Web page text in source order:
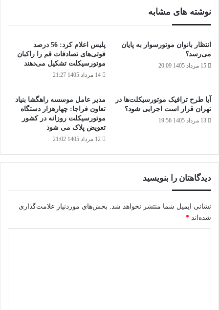
نوشته های مشابه
انتظار بانوان موتورسوار به پایان
می‌رسد؟
15 مرداد 1405 20:09
پلیس اعلام کرد: 56 درصد
فوتی‌های تصادفات قم را راکبان
موتورسیکلت تشکیل می‌دهند
14 مرداد 1405 21:27
آیا طرح ترافیک موتورسیکلت‌ها در
تهران قرار است اجرایی شود؟
13 مرداد 1405 19:56
مدیر عامل موسسه راهگشا بنیاد
تعاون فراجا: چهارهزار دستگاه
موتورسیکلت روزانه در کشور
تعویض پلاک می شود
12 مرداد 1405 21:02
دیدگاهتان را بنویسید
نشانی ایمیل شما منتشر نخواهد شد.
بخش‌های موردنیاز علامت‌گذاری
شده‌اند *